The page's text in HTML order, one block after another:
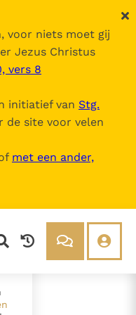
voor niets moet gij
Jezus Christus
vers 8
initiatief van Stg.
de site voor velen
met een ander,
ons
RK Documenten